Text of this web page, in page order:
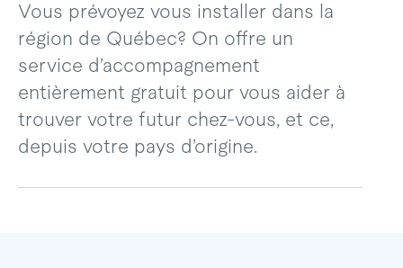
Vous prévoyez vous installer dans la
région de Québec? On offre un
service d’accompagnement
entièrement gratuit pour vous aider à
trouver votre futur chez-vous, et ce,
depuis votre pays d’origine.